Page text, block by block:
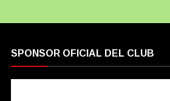
SPONSOR OFICIAL DEL CLUB